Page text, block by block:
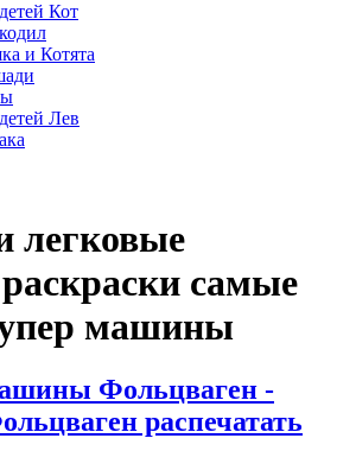
Кот
и Котята
Лев
легковые
самые
машины
Фольцваген -
распечатать